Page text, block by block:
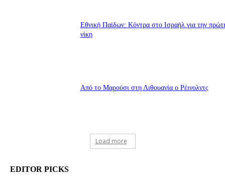
Εθνική Παίδων: Κόντρα στο Ισραήλ για την
νίκη
Από το Μαρούσι στη Λιθουανία ο Ρέινολντς
Load more
EDITOR PICKS